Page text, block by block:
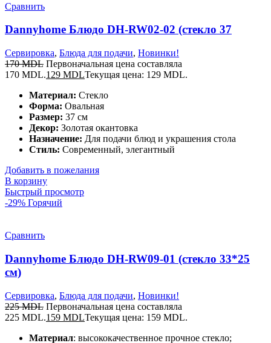
Сравнить
Dannyhome Блюдо DH-RW02-02 (стекло 37
Сервировка, Блюда для подачи, Новинки!
170MDL Первоначальная цена составляла
170 MDL.129 MDLТекущая цена: 129 MDL.
Материал: Стекло
Форма: Овальная
Размер: 37 см
Декор: Золотая окантовка
Назначение: Для подачи блюд и украшения стола
Стиль: Современный, элегантный
Добавить в пожелания
В корзину
Быстрый просмотр
-29% Горячий
Сравнить
Dannyhome Блюдо DH-RW09-01 (стекло 33*25
см)
Сервировка, Блюда для подачи, Новинки!
225MDL Первоначальная цена составляла
225 MDL.159 MDLТекущая цена: 159 MDL.
Материал: высококачественное прочное стекло;